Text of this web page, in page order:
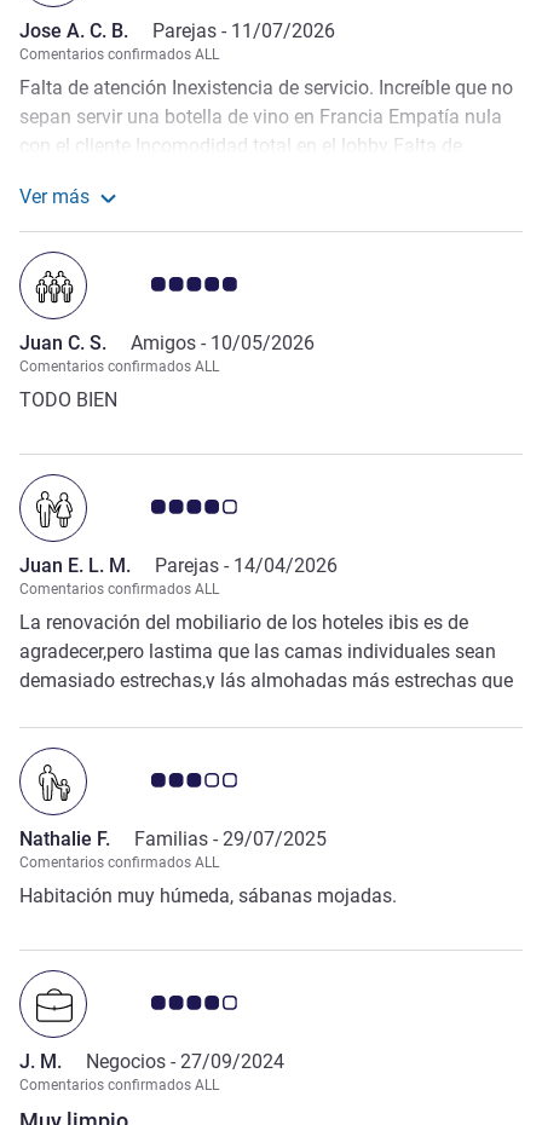
Jose A. C. B. Parejas - 11/07/2026
Comentarios confirmados ALL
Falta de atención Inexistencia de servicio. Increíble que no
sepan servir una botella de vino en Francia Empatía nula
con el cliente Incomodidad total en el lobby Falta de
con moscas encima) Solo una toalla por persona para
todo el cuerpo incluida la cara Inexistencia de productos
publicados en el Lobby/bar/restaurante Etc.etc.etc
Obviamente para no volver a ningún hotel de la cadena
Ver más
Nota de clientes de Avis 5.0/5
Juan C. S. Amigos - 10/05/2026
Comentarios confirmados ALL
TODO BIEN
Nota de clientes de Avis 4.0/5
Juan E. L. M. Parejas - 14/04/2026
Comentarios confirmados ALL
La renovación del mobiliario de los hoteles ibis es de
agradecer,pero lastima que las camas individuales sean
demasiado estrechas,y lás almohadas más estrechas que
Nota de clientes de Avis 3.0/5
Nathalie F. Familias - 29/07/2025
Comentarios confirmados ALL
Habitación muy húmeda, sábanas mojadas.
Nota de clientes de Avis 4.0/5
J. M. Negocios - 27/09/2024
Comentarios confirmados ALL